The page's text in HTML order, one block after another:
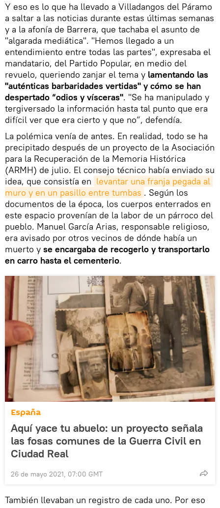
Y eso es lo que ha llevado a Villadangos del Páramo
a saltar a las noticias durante estas últimas semanas
y a la afonía de Barrera, que tachaba el asunto de
"algarada mediática". "Hemos llegado a un
entendimiento entre todas las partes", expresaba el
mandatario, del Partido Popular, en medio del
revuelo, queriendo zanjar el tema y lamentando las
"auténticas barbaridades vertidas" y cómo se han
despertado “odios y vísceras". "Se ha manipulado y
tergiversado la información hasta tal punto que era
difícil ver que era cierto y que no”, defendía.
La polémica venía de antes. En realidad, todo se ha
precipitado después de un proyecto de la Asociación
para la Recuperación de la Memoria Histórica
(ARMH) de julio. El consejo técnico había enviado su
idea, que consistía en levantar una franja pegada al
muro y en un pasillo entre tumbas . Según los
documentos de la época, los cuerpos enterrados en
este espacio provenían de la labor de un párroco del
pueblo. Manuel García Arias, responsable religioso,
era avisado por otros vecinos de dónde había un
muerto y se encargaba de recogerlo y transportarlo
en carro hasta el cementerio.
España
Aquí yace tu abuelo: un proyecto señala
las fosas comunes de la Guerra Civil en
Ciudad Real
26 de mayo 2021, 07:00 GMT
También llevaban un registro de cada uno. Por eso